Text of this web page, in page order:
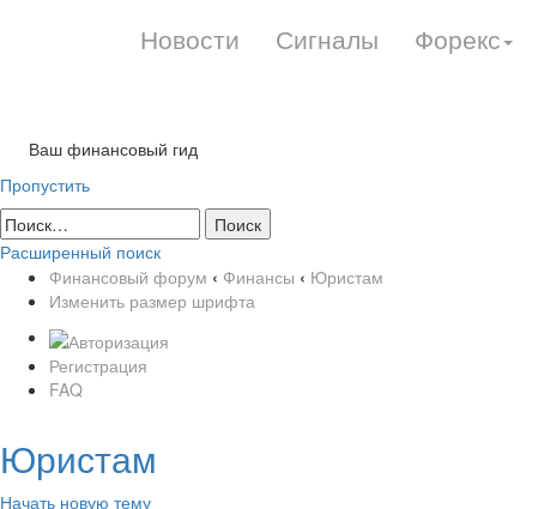
Новости Сигналы Форекс
Ваш финансовый гид
Пропустить
Расширенный поиск
Финансовый форум ‹ Финансы ‹ Юристам
Изменить размер шрифта
Регистрация
FAQ
Юристам
Начать новую тему